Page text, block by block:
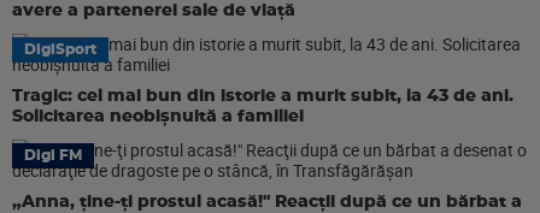
avere a partenerei sale de viață
DigiSport
Tragic: cel mai bun din istorie a murit subit, la 43 de ani.
Solicitarea neobișnuită a familiei
Digi FM
„Anna, ţine-ţi prostul acasă!" Reacţii după ce un bărbat a